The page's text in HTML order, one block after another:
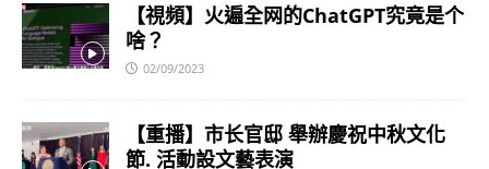
【視頻】火遍全网的ChatGPT究竟是个
啥？
02/09/2023
【重播】市长官邸 舉辦慶祝中秋文化
節. 活動設文藝表演